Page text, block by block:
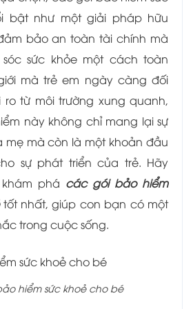
bật như một giải pháp hữu
bảo an toàn tài chính mà
sức khỏe một cách toàn
mà trẻ em ngày càng đối
ro từ môi trường xung quanh,
này không chỉ mang lại sự
mẹ mà còn là một khoản đầu
sự phát triển của trẻ. Hãy
khám phá các gói bảo hiểm
tốt nhất, giúp con bạn có một
trong cuộc sống.
hiểm sức khoẻ cho bé